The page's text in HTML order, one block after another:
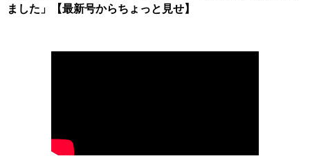
ました」【最新号からちょっと見せ】